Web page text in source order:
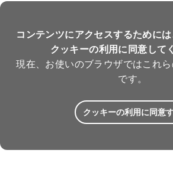
コンテンツにアクセスするために
クッキーの利用に同意して
現在、お使いのブラウザではこれ
です。
クッキーの利用に同意